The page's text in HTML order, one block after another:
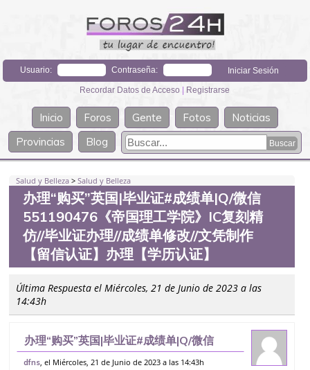
Usuario: Contraseña:
Recordar Datos de Acceso | Registrarse
Inicio Foros Gente Fotos
Noticias
Provincias
Blog
Salud y Belleza >Salud y Belleza
办理“购买”英国|毕业证#成绩单|Q/微信
551190476《帝国理工学院》IC复刻精
仿//毕业证办理//成绩单修改//文凭制作
【留信认证】办理【学历认证】
Última Respuesta el Miércoles, 21 de Junio de 2023 a las
14:43h
办理“购买”英国|毕业证#成绩单|Q/微信
551190476《帝国理工学院》IC复刻精仿//
dfns , el Miércoles, 21 de Junio de 2023 a las 14:43h